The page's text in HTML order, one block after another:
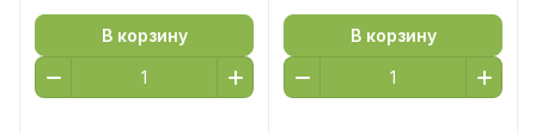
В корзину В корзину